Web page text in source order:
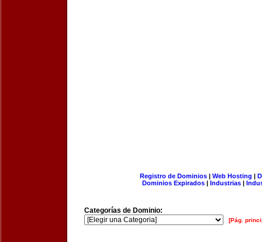
Registro de Dominios| Web Hosting |
Dominios Expirados | Industrias |
Categorías de Dominio:
[Pág.